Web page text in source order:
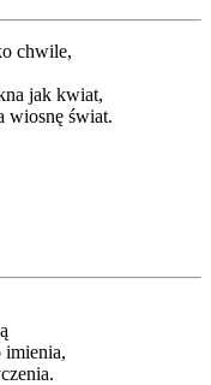
chwile,
jak kwiat,
wiosnę świat.
imienia,